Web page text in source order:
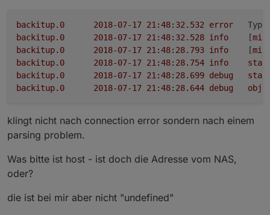
backitup.0 error
backitup.0
info
	[
backitup.0
info
	[
backitup.0
info
backitup.0
debug
backitup.0
debug
klingt nicht nach connection error sondern nach einem
parsing problem.
Was bitte ist host - ist doch die Adresse vom NAS,
oder?
die ist bei mir aber nicht "undefined"